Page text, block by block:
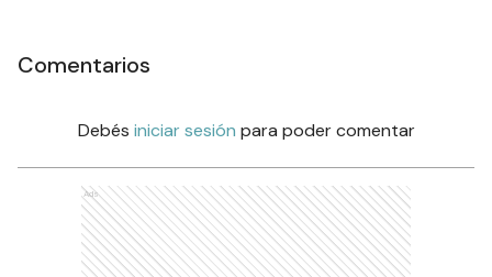
Comentarios
Debés iniciar sesión para poder comentar
Ads